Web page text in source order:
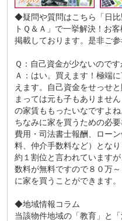
◆疑問や質問はこちら
「日
トＱ＆Ａ」 で一挙解決！お
掲載しております。是非ご参
Ｑ：自己資金が少ないので
Ａ：はい。買えます！極端
えます。自己資金をせっせ
まっては元も子もありませ
の家賃ももったいなですよね
ちなみに家を買うための必
費用・司法書士報酬、ロー
料、仲介手数料など）とな
約１割位と言われています
数料が無料ですので８０万
に家を買うことができます。
◆地域情報コラム
当該物件地域の「教育」と「